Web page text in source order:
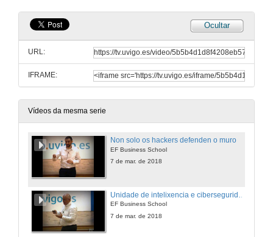
Ocultar
URL:
IFRAME:
Vídeos da mesma serie
Non solo os hackers defenden o muro
EF Business School
7 de mar. de 2018
EF Business School
7 de mar. de 2018